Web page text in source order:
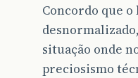
Concordo que
situação onde
preciosismo